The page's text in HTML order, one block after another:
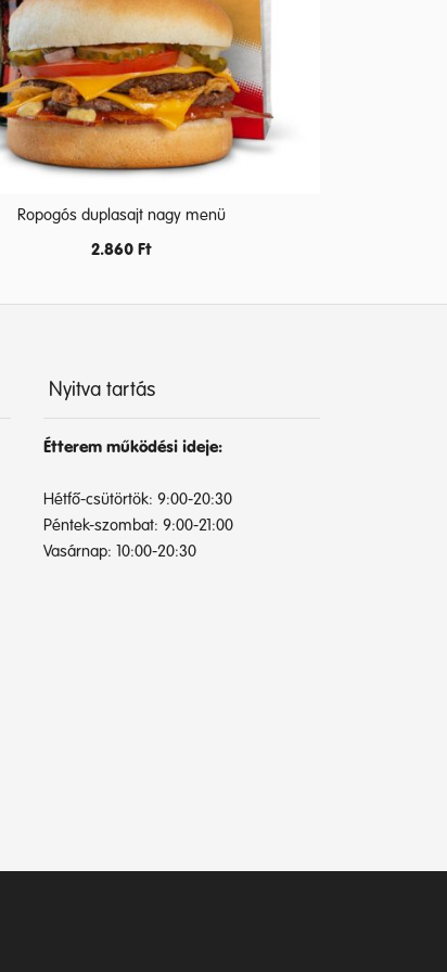
Ropogós duplasajt nagy menü
2.860 Ft
Nyitva tartás
Étterem működési ideje:
Hétfő-csütörtök: 9:00-20:30
Péntek-szombat: 9:00-21:00
Vasárnap: 10:00-20:30